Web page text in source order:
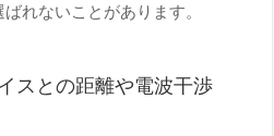
れないことがあります。
スとの距離や電波干渉